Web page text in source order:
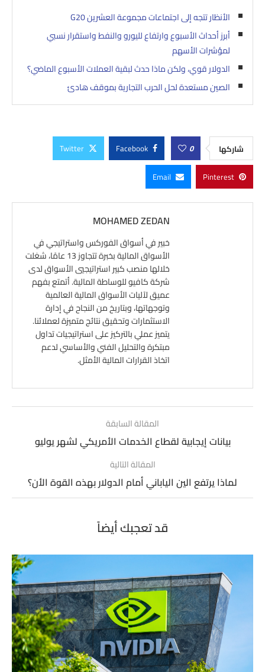
الأنظار تتجه إلى اجتماعات مجموعة العشرين G20
أبرز أحداث الأسبوع وارتفاع لليورو والنفط واستقرار نسبي
لمؤشرات الأسهم
الدولار قوي، ولكن ماذا حدث لبقية العملات الأسبوع الماضي؟
الصين مستعدة لحل الحرب التجارية بموقف هادئ
شاركها 0
Facebook
Twitter
Pinterest
Email
MOHAMED ZEDAN
خبير في أسواق الفوركس واستراتيجي في
الأسواق المالية بخبرة تتجاوز 13 عامًا، شغلت
خلالها منصب كبير استراتيجيي الأسواق لدى
شركة كافيو للوساطة المالية. أتمتع بفهم
عميق لآليات الأسواق المالية العالمية
وتوجهاتها، وبتاريخ من النجاح في إدارة
الاستثمارات وتحقيق نتائج متميزة لعملائنا.
يتميز عملي بالتركيز على استراتيجيات تداول
مبتكرة والتحليل الفني والأساسي لدعم
اتخاذ القرارات المالية الأمثل.
المقالة السابقة
بيانات إيجابية لقطاع الخدمات الأمريكي لشهر يوليو
المقالة التالية
لماذا يرتفع الين الياباني أمام الدولار بهذه القوة الأن؟
قد تعجبك أيضاً